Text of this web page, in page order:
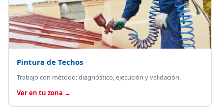
Pintura de Techos
Trabajo con método: diagnóstico, ejecución y validación.
Ver en tu zona →